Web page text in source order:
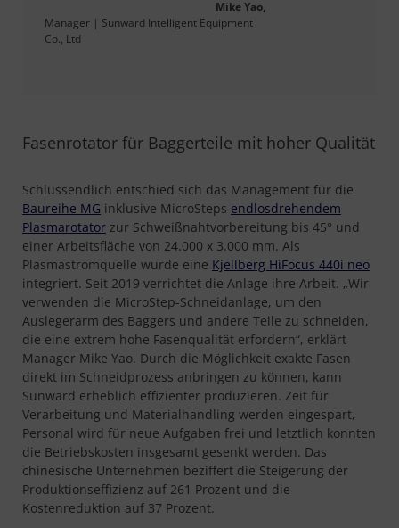
Mike Yao,
Manager | Sunward Intelligent Equipment
Co., Ltd
Fasenrotator für Baggerteile mit hoher Qualität
Schlussendlich entschied sich das Management für die
Baureihe MG inklusive MicroSteps endlosdrehendem
Plasmarotator zur Schweißnahtvorbereitung bis 45° und
einer Arbeitsfläche von 24.000 x 3.000 mm. Als
Plasmastromquelle wurde eine Kjellberg HiFocus 440i neo
integriert. Seit 2019 verrichtet die Anlage ihre Arbeit. „Wir
verwenden die MicroStep-Schneidanlage, um den
Auslegerarm des Baggers und andere Teile zu schneiden,
die eine extrem hohe Fasenqualität erfordern“, erklärt
Manager Mike Yao. Durch die Möglichkeit exakte Fasen
direkt im Schneidprozess anbringen zu können, kann
Sunward erheblich effizienter produzieren. Zeit für
Verarbeitung und Materialhandling werden eingespart,
Personal wird für neue Aufgaben frei und letztlich konnten
die Betriebskosten insgesamt gesenkt werden. Das
chinesische Unternehmen beziffert die Steigerung der
Produktionseffizienz auf 261 Prozent und die
Kostenreduktion auf 37 Prozent.